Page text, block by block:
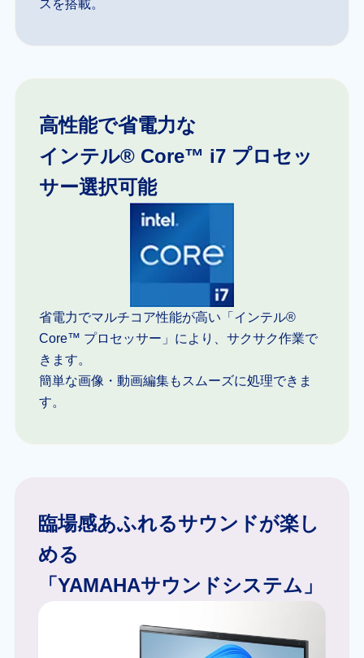
スを搭載。
高性能で省電力な
インテル® Core™ i7 プロセッ
サー選択可能
省電力でマルチコア性能が高い「インテル®
Core™ プロセッサー」により、サクサク作業で
きます。
簡単な画像・動画編集もスムーズに処理できま
す。
臨場感あふれるサウンドが楽し
める
「YAMAHAサウンドシステム」